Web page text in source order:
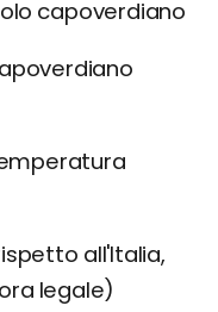
capoverdiano
all'Italia,
legale)